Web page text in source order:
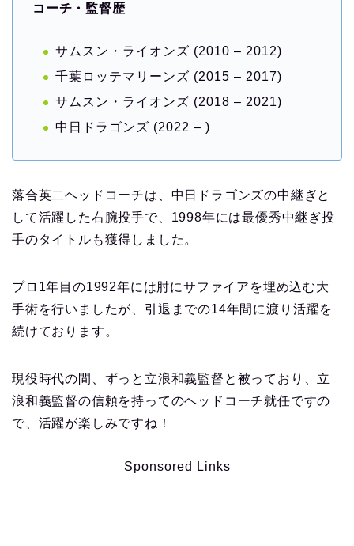
コーチ・監督歴
サムスン・ライオンズ (2010 – 2012)
千葉ロッテマリーンズ (2015 – 2017)
サムスン・ライオンズ (2018 – 2021)
中日ドラゴンズ (2022 – )
落合英二ヘッドコーチは、中日ドラゴンズの中継ぎと
して活躍した右腕投手で、1998年には最優秀中継ぎ投
手のタイトルも獲得しました。
プロ1年目の1992年には肘にサファイアを埋め込む大
手術を行いましたが、引退までの14年間に渡り活躍を
続けております。
現役時代の間、ずっと立浪和義監督と被っており、立
浪和義監督の信頼を持ってのヘッドコーチ就任ですの
で、活躍が楽しみですね！
Sponsored Links